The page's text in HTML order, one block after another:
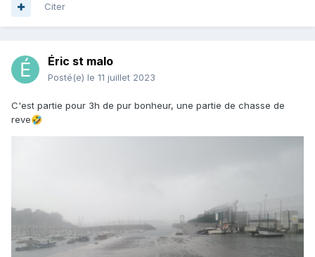
Citer
Éric st malo
Posté(e) le 11 juillet 2023
C'est partie pour 3h de pur bonheur, une partie de chasse de
reve🤣